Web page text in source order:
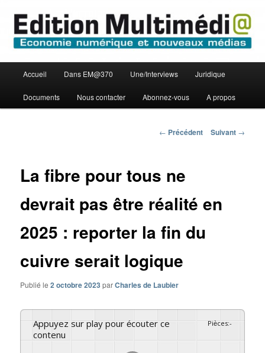
contenu
principalEdition Multimédi@
principal
Accueil Dans EM@370 Une/Interviews Juridique
Documents Nous contacter Abonnez-vous A propos
Navigation
← Précédent Suivant →
La fibre pour tous ne
devrait pas être réalité en
2025 : reporter la fin du
cuivre serait logique
Publié le2 octobre 2023 parCharles de Laubier
Appuyez sur play pour écouter ce
contenu
Pièces:-